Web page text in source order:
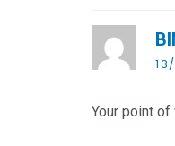
Your point